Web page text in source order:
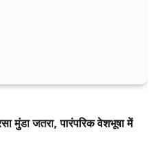
मुंडा जतरा, पारंपरिक वेशभूषा में